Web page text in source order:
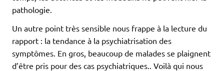
pathologie.
Un autre point très sensible nous frappe à la lecture du
rapport : la tendance à la psychiatrisation des
symptômes. En gros, beaucoup de malades se plaignent
d’être pris pour des cas psychiatriques.. Voilà qui nous